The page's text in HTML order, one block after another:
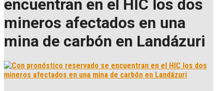
encuentran en el HIC los dos
mineros afectados en una
mina de carbón en Landázuri